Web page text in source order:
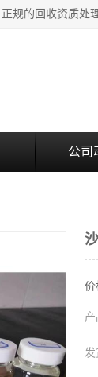
公司
价
产
发